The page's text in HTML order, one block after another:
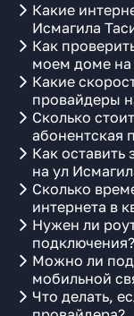
Какие
Исмагила
Как
моем доме на
Какие
провайдеры
Сколько
абонентская
Как оставить
на ул
Сколько
интернета в
Нужен ли
подключения?
Можно ли
мобильной
Что делать,